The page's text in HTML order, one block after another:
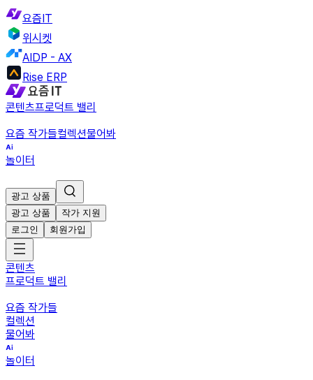
요즘IT
위시켓
AIDP - AX
Rise ERP
콘텐츠프로덕트 밸리
요즘 작가들컬렉션물어봐
놀이터
광고 상품
광고 상품
작가 지원
로그인
회원가입
콘텐츠
프로덕트 밸리
요즘 작가들
컬렉션
물어봐
놀이터